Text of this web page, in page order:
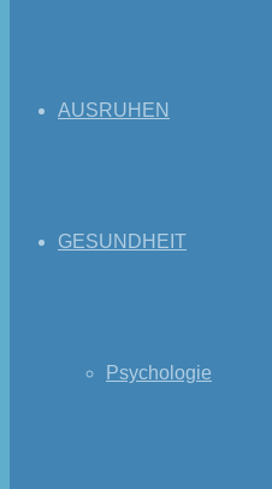
AUSRUHEN
GESUNDHEIT
Psychologie